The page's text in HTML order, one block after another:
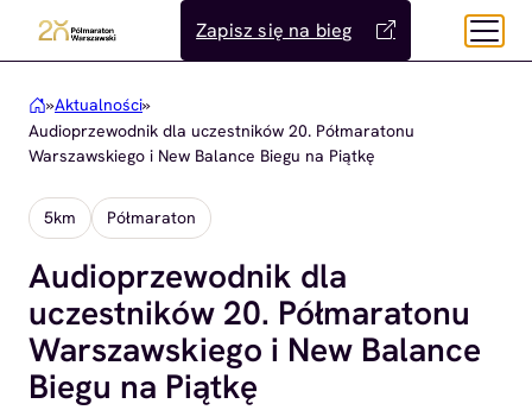
Zapisz się na bieg
»Aktualności»
Audioprzewodnik dla uczestników 20. Półmaratonu
Warszawskiego i New Balance Biegu na Piątkę
5km Półmaraton
Audioprzewodnik dla
uczestników 20. Półmaratonu
Warszawskiego i New Balance
Biegu na Piątkę